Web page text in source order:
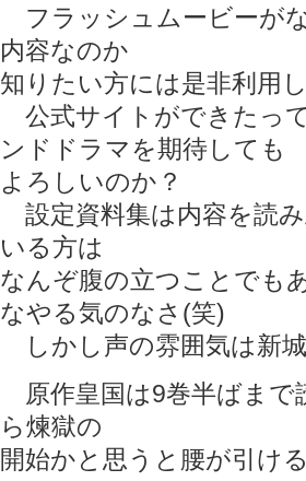
フラッシュムービーが
内容なのか
知りたい方には是非利用
公式サイトができたっ
ンドドラマを期待しても
よろしいのか？
設定資料集は内容を読
いる方は
なんぞ腹の立つことで
なやる気のなさ(笑)
しかし声の雰囲気は新城
原作皇国は9巻半ばまで
ら煉獄の
開始かと思うと腰が引け